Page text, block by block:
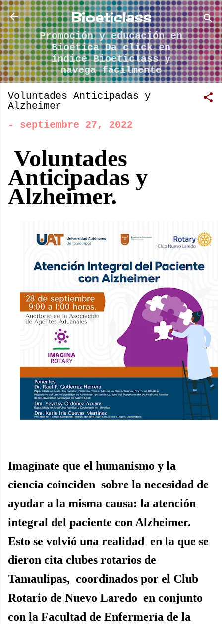
Ir al contenido principal
Bioeticlass
Promoción y educación en
Bioética Da click en
índice Bioeticlass y
navega fácilmente
Voluntades Anticipadas y
Alzheimer
- septiembre 27, 2022
Voluntades
Anticipadas y
Alzheimer.
Imagínate que el humanismo y la
ciencia coinciden sobre la necesidad de
ayudar a la misma causa: la atención
integral del paciente con Alzheimer.
Esto se volvió una realidad en la que se
dieron cita clubes rotarios de
Tamaulipas, coordinados por el Club
Rotario de Nuevo Laredo en conjunto
con la Facultad de Enfermería de la